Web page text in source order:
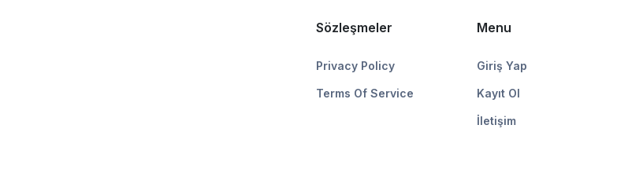
Sözleşmeler
Privacy Policy
Terms Of Service
Menu
Giriş Yap
Kayıt Ol
İletişim